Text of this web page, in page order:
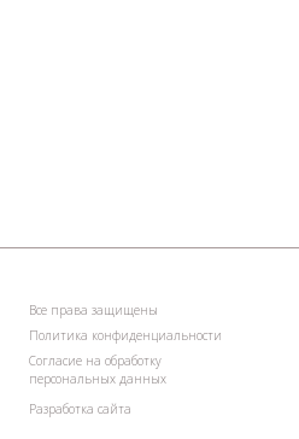
Все права защищены
Политика конфиденциальности
Разработка сайта
Согласие на обработку
персональных данных